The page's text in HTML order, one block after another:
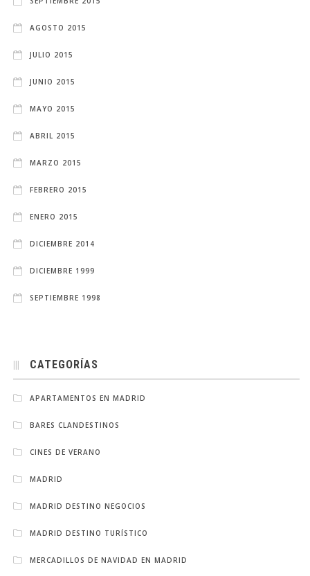
AGOSTO 2015
JULIO 2015
JUNIO 2015
MAYO 2015
ABRIL 2015
MARZO 2015
FEBRERO 2015
ENERO 2015
DICIEMBRE 2014
DICIEMBRE 1999
SEPTIEMBRE 1998
CATEGORÍAS
APARTAMENTOS EN MADRID
BARES CLANDESTINOS
CINES DE VERANO
MADRID
MADRID DESTINO NEGOCIOS
MADRID DESTINO TURÍSTICO
MERCADILLOS DE NAVIDAD EN MADRID